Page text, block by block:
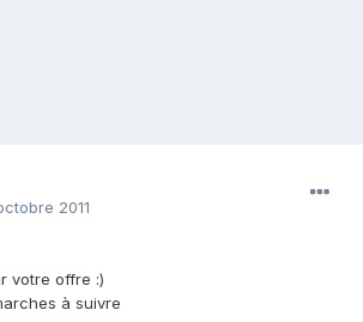
2011
votre offre :)
à suivre